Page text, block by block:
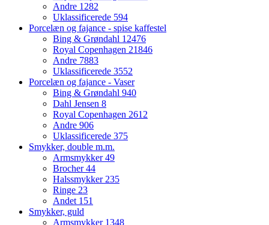
Andre 1282
Uklassificerede 594
Porcelæn og fajance - spise kaffestel
Bing & Grøndahl 12476
Royal Copenhagen 21846
Andre 7883
Uklassificerede 3552
Porcelæn og fajance - Vaser
Bing & Grøndahl 940
Dahl Jensen 8
Royal Copenhagen 2612
Andre 906
Uklassificerede 375
Smykker, double m.m.
Armsmykker49
Brocher44
Halssmykker235
Ringe 23
Andet 151
Smykker, guld
Armsmykker 1348